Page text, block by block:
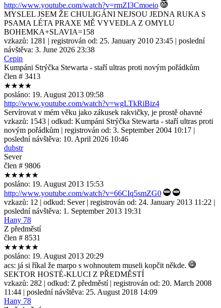
http://www.youtube.com/watch?v=rmZI3Cmoeio
MYSLEL JSEM ŽE CHULIGÁNI NEJSOU JEDNA RUKA S
PSAMA LÉTA PRAXE MĚ VYVEDLA Z OMYLU
BOHEMKA+SLAVIA=158
vzkazů: 1281 | registrován od: 25. January 2010 23:45 | poslední
návštěva: 3. June 2026 23:38
Cepin
Kumpáni Strýčka Stewarta - staří ultras proti novým pořádkům
člen # 3413
★★★★
posláno: 19. August 2013 09:58
http://www.youtube.com/watch?v=wgLTkRiBiz4
Servírovat v mém věku jako zákusek rakvičky, je prostě ohavné
vzkazů: 1543 | odkud: Kumpáni Strýčka Stewarta - staří ultras proti
novým pořádkům | registrován od: 3. September 2004 10:17 |
poslední návštěva: 10. April 2026 10:46
dubstr
Sever
člen # 9806
★★★★★
posláno: 19. August 2013 15:53
http://www.youtube.com/watch?v=66CIq5smZG0
vzkazů: 12 | odkud: Sever| registrován od: 24. January 2013 11:22 |
poslední návštěva: 1. September 2013 19:31
Hany 78
Z předměstí
člen # 8531
★★★★★
posláno: 19. August 2013 20:29
acs: já si říkal že marpo s wohnoutem museli kopčit někde.
SEKTOR HOSTÉ-KLUCI Z PŘEDMĚSTÍ
vzkazů: 282 | odkud: Z předměstí| registrován od: 20. March 2008
11:44 | poslední návštěva: 25. August 2018 14:09
Hany 78